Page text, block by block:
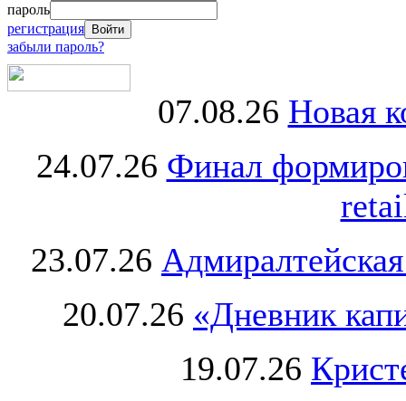
пароль
регистрация
забыли пароль?
07.08.26 Новая
24.07.26 Финал
23.07.26
20.07.26 «Дневник
19.07.26